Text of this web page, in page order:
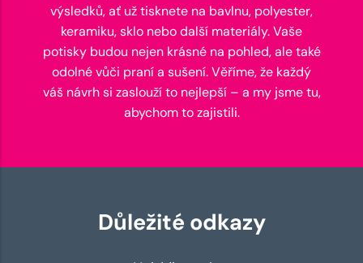
výsledků, ať už tisknete na bavlnu, polyester,
keramiku, sklo nebo další materiály. Vaše
potisky budou nejen krásné na pohled, ale také
odolné vůči praní a sušení. Věříme, že každý
váš návrh si zaslouží to nejlepší – a my jsme tu,
abychom to zajistili.
Důležité odkazy